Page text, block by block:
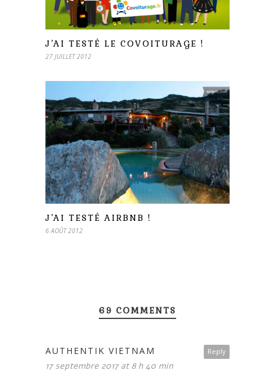
J’AI TESTÉ LE COVOITURAGE !
27 JUILLET 2012
J’AI TESTÉ AIRBNB !
6 AOÛT 2012
69 COMMENTS
Reply
AUTHENTIK VIETNAM
17 septembre 2017 at 8 h 40 min